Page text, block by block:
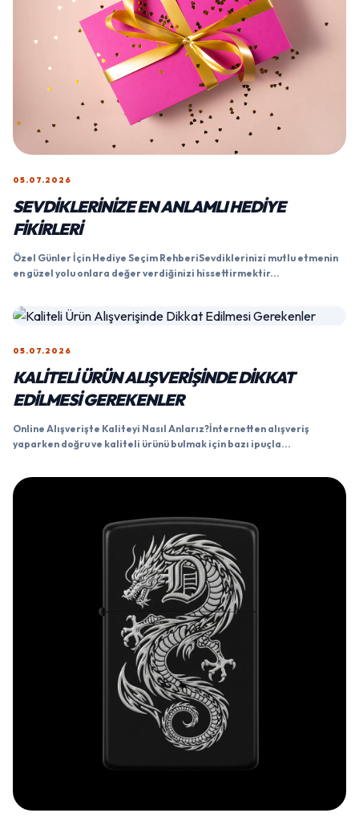
05.07.2026
SEVDIKLERINIZE EN ANLAMLI HEDIYE
FIKIRLERI
Özel Günler İçin Hediye Seçim RehberiSevdiklerinizi mutlu etmenin
en güzel yolu onlara değer verdiğinizi hissettirmektir...
05.07.2026
KALITELI ÜRÜN ALIŞVERIŞINDE DIKKAT
EDILMESI GEREKENLER
Online Alışverişte Kaliteyi Nasıl Anlarız?İnternetten alışveriş
yaparken doğru ve kaliteli ürünü bulmak için bazı ipuçla...